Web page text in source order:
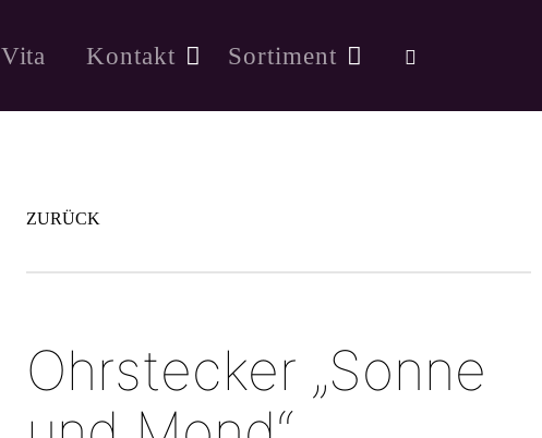
Vita Kontakt Sortiment
ZURÜCK
Ohrstecker „Sonne